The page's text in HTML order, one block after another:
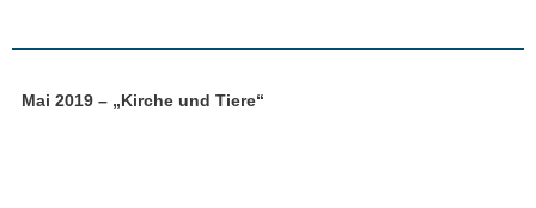
Mai 2019 – „Kirche und Tiere“